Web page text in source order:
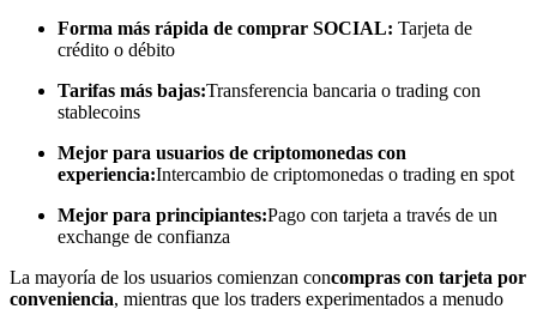
Conviértete en un Trader de Copia
Forma más rápida de comprar SOCIAL: Tarjeta de
crédito o débito
Tarifas más bajas:Transferencia bancaria o trading con
stablecoins
Mejor para usuarios de criptomonedas con
experiencia:Intercambio de criptomonedas o trading en spot
Mejor para principiantes:Pago con tarjeta a través de un
exchange de confianza
La mayoría de los usuarios comienzan concompras con tarjeta por
conveniencia, mientras que los traders experimentados a menudo